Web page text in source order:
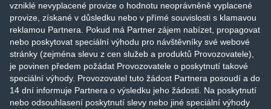
vzniklé nevyplacené provize o hodnotu neoprávněně vyplacené
provize, získané v důsledku nebo v přímé souvislosti s klamavou
reklamou Partnera. Pokud má Partner zájem nabízet, propagovat
nebo poskytovat speciální výhodu pro návštěvníky své webové
stránky (zejména slevu z cen služeb a produktů Provozovatele),
je povinen předem požádat Provozovatele o poskytnutí takové
speciální výhody. Provozovatel tuto žádost Partnera posoudí a do
14 dní informuje Partnera o výsledku jeho žádosti. Na poskytnutí
nebo odsouhlasení poskytnutí slevy nebo jiné speciální výhody